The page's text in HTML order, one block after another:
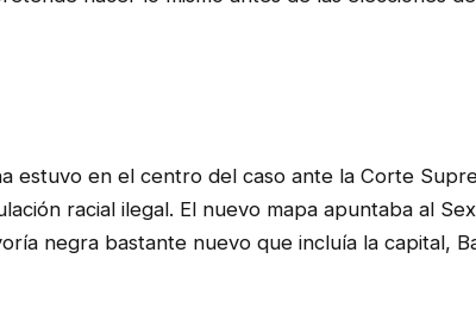
estuvo en el centro del caso ante la Corte
racial ilegal. El nuevo mapa apuntaba al
negra bastante nuevo que incluía la capital,